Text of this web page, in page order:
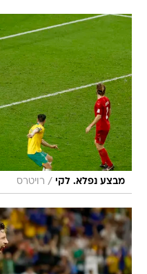
מבצע נפלא. לקי / רויטרס